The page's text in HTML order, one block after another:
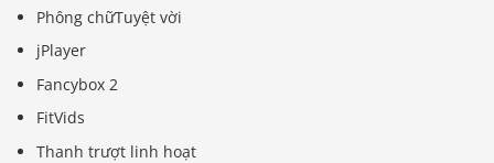
Phông chữTuyệt vời
jPlayer
Fancybox 2
FitVids
Thanh trượt linh hoạt